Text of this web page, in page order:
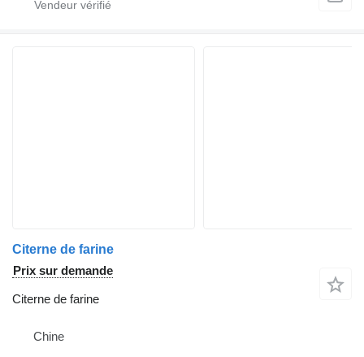
Citerne de farine
Prix sur demande
Citerne de farine
Chine